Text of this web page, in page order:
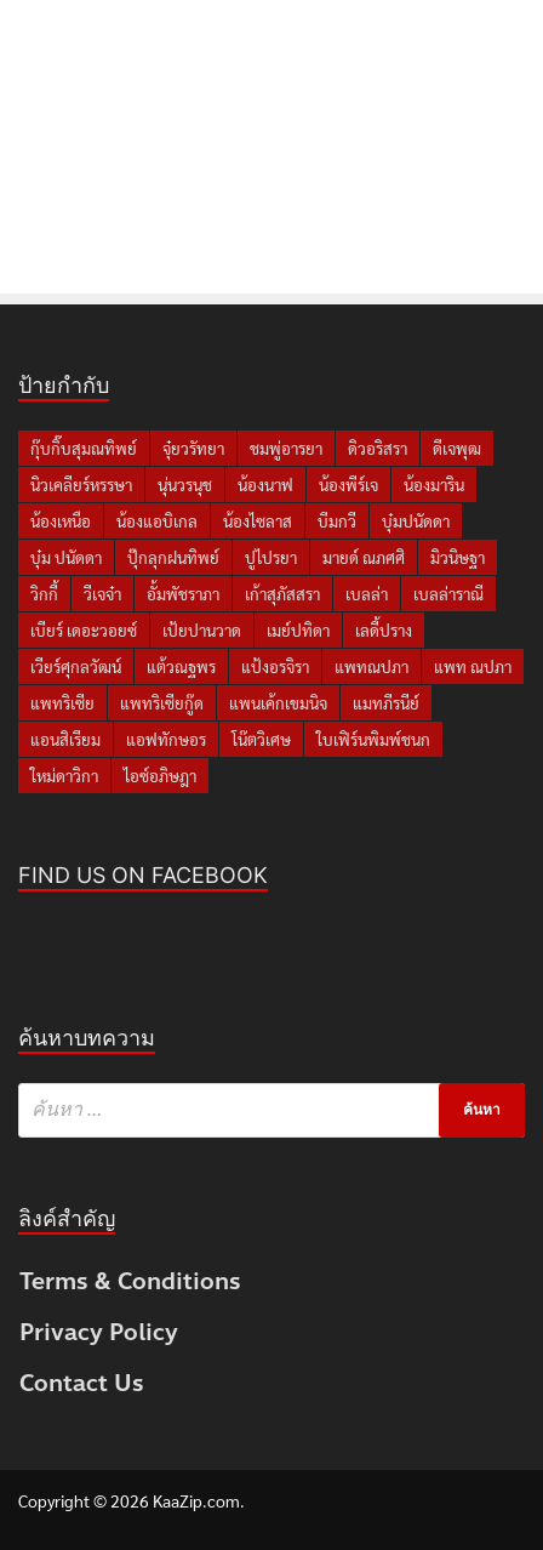
ป้ายกำกับ
กุ๊บกิ๊บสุมณทิพย์ จุ๋ยวรัทยา ชมพู่อารยา ดิวอริสรา
ดีเจพุฒ
นิวเคลียร์หรรษา
นุ่นวรนุช น้องนาฟ น้องพีร์เจ
น้องมาริน
น้องเหนือ
น้องแอบิเกล น้องไซลาส บีมกวี
บุ๋มปนัดดา
บุ๋ม ปนัดดา
ปุ๊กลุกฝนทิพย์ ปูไปรยา มายด์ ณภศศิ
มิวนิษฐา
วิกกี้
วีเจจ๋า อั้มพัชราภา เก้าสุภัสสรา เบลล่า
เบลล่าราณี
เบียร์ เดอะวอยซ์
เป้ยปานวาด เมย์ปทิดา
เลดี้ปราง
เวียร์ศุกลวัฒน์
แต้วณฐพร แป้งอรจิรา แพทณปภา
แพท ณปภา
แพทริเซีย
แพทริเซียกู๊ด แพนเค้กเขมนิจ
แมทภีรนีย์
แอนสิเรียม
แอฟทักษอร โน๊ตวิเศษ
ใบเฟิร์นพิมพ์ชนก
ใหม่ดาวิกา
ไอซ์อภิษฎา
FIND US ON FACEBOOK
ค้นหาบทความ
ลิงค์สำคัญ
Terms & Conditions
Privacy Policy
Contact Us
Copyright © 2026 KaaZip.com